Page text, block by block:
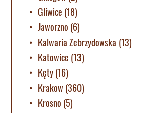
Gliwice (18)
Jaworzno (6)
Kalwaria Zebrzydowska (13)
Katowice (13)
Kęty(16)
Krakow (360)
Krosno (5)